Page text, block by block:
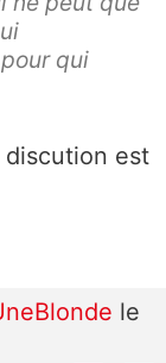
qui
discution est
le